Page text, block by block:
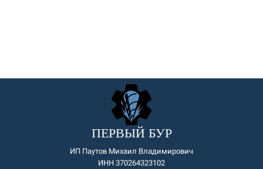
ПЕРВЫЙ БУР
ИП Паутов Михаил Владимирович
ИНН 370264323102